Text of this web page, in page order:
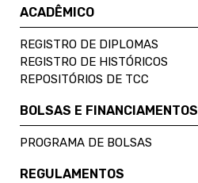
ACADÊMICO
REGISTRO DE DIPLOMAS
REGISTRO DE HISTÓRICOS
REPOSITÓRIOS DE TCC
BOLSAS E FINANCIAMENTOS
PROGRAMA DE BOLSAS
REGULAMENTOS